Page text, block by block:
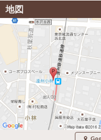
地図